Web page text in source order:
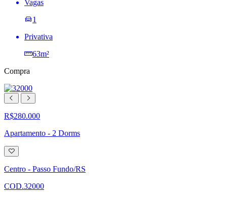
Vagas
1
Privativa
63m²
Compra
R$280.000
Apartamento - 2 Dorms
Adicionar
à
lista
de
Centro - Passo Fundo/RS
COD.32000